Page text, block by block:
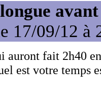
17/09/12 à
auront fait 2h40
est votre temps